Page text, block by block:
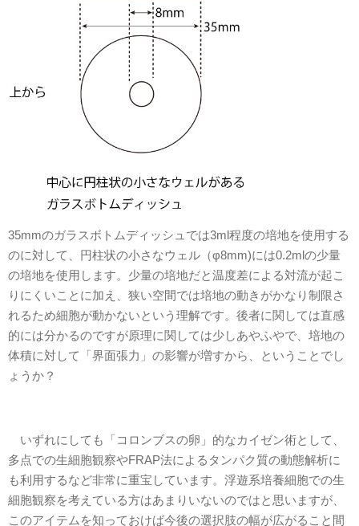
35mmのガラスボトムディッシュでは3ml程度の培地を使用する
のに対して、円柱状の小さなウェル（φ8mm)には0.2mlの少量
の培地を使用します。少量の培地だと温度差による対流が起こ
りにくいことに加え、狭い空間では培地の動きがかなり制限さ
れるため細胞が動かないという理解です。後者に関しては直感
的には分かるのですが原理に関しては少しあやふやで、培地の
体積に対して「界面張力」の影響が増すから、ということでし
ょうか？
いずれにしても「コロンブスの卵」的なカイゼン術として、
多点での生細胞観察やFRAP法によるタンパク質の動態解析に
も利用するなど非常に重宝しています。浮遊系培養細胞での生
細胞観察を考えている方はあまりいないのではと思いますが、
このアイテムを知っておけば今後の選択肢の幅が広がること間